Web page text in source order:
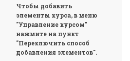
Чтобы добавить
элементы курса, в меню
"Управление курсом"
нажмите на пункт
"Переключить способ
добавления элементов".